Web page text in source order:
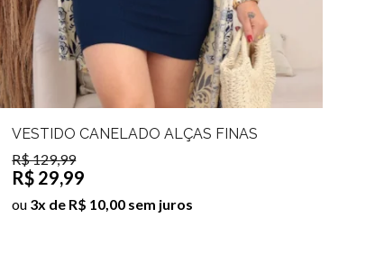
VESTIDO CANELADO ALÇAS FINAS
LILI
R$ 129,99
R$ 29,99
ou 3x de R$ 10,00 sem juros